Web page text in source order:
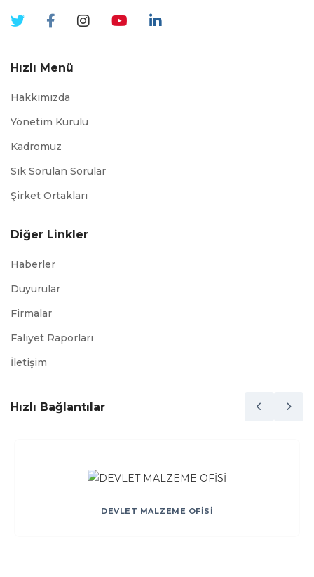
Hızlı Menü
Hakkımızda
Yönetim Kurulu
Kadromuz
Sık Sorulan Sorular
Şirket Ortakları
Diğer Linkler
Haberler
Duyurular
Firmalar
Faliyet Raporları
İletişim
Hızlı Bağlantılar
DEVLET MALZEME OFİSİ